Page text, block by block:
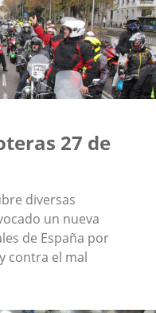
27 de
diversas
un nueva
de España por
contra el mal